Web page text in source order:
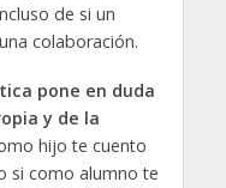
de si un
colaboración.
pone en duda
y de la
hijo te cuento
si como alumno te